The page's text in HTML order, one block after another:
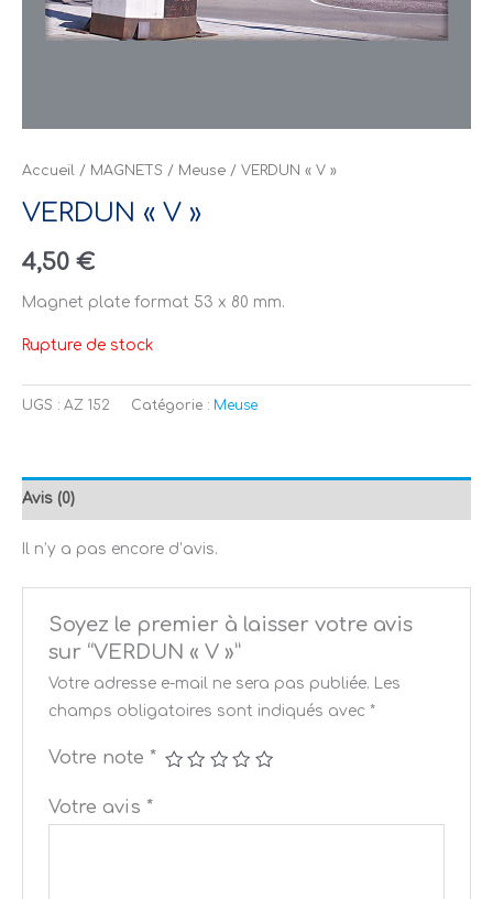
Accueil / MAGNETS / Meuse / VERDUN « V »
VERDUN « V »
4,50 €
Magnet plate format 53 x 80 mm.
Rupture de stock
UGS : AZ 152 Catégorie : Meuse
Avis (0)
Il n’y a pas encore d’avis.
Soyez le premier à laisser votre avis
sur “VERDUN « V »”
Votre adresse e-mail ne sera pas publiée. Les
champs obligatoires sont indiqués avec *
Votre note *
Votre avis *